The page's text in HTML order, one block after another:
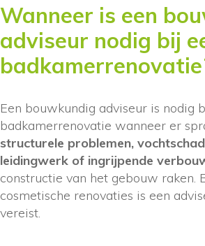
Wanneer is een
adviseur nodig bij
Een bouwkundig adviseur is nodig
badkamerrenovatie wanneer er
structurele problemen,
leidingwerk of ingrijpende
constructie van het gebouw raken.
cosmetische renovaties is een
vereist.